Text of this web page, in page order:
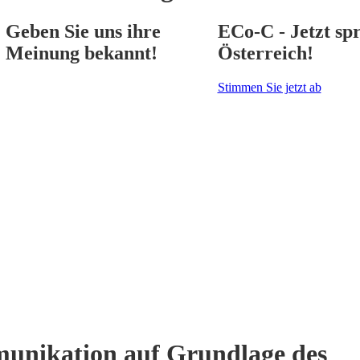
Geben Sie uns ihre
Meinung bekannt!
ECo-C - Jetzt
Österreich!
Stimmen Sie jetzt ab
auf Grundlage des